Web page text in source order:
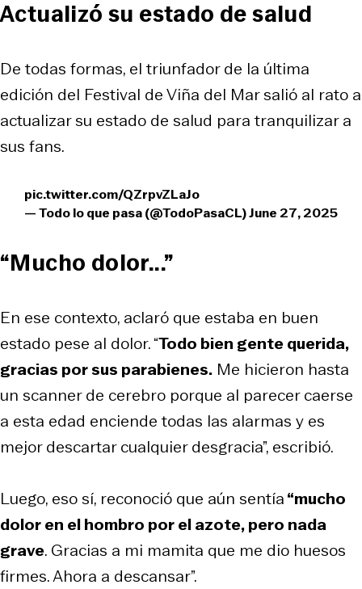
Actualizó su estado de salud
De todas formas, el triunfador de la última
edición del Festival de Viña del Mar salió al rato a
actualizar su estado de salud para tranquilizar a
sus fans.
pic.twitter.com/QZrpvZLaJo
— Todo lo que pasa (@TodoPasaCL)June 27, 2025
“Mucho dolor...”
En ese contexto, aclaró que estaba en buen
estado pese al dolor. “Todo bien gente querida,
gracias por sus parabienes. Me hicieron hasta
un scanner de cerebro porque al parecer caerse
a esta edad enciende todas las alarmas y es
mejor descartar cualquier desgracia”, escribió.
Luego, eso sí, reconoció que aún sentía“mucho
dolor en el hombro por el azote, pero nada
grave. Gracias a mi mamita que me dio huesos
firmes. Ahora a descansar”.